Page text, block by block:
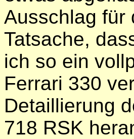
Ausschlag für
Tatsache,
ich so ein
Ferrari 330
Detaillierung
718 RSK